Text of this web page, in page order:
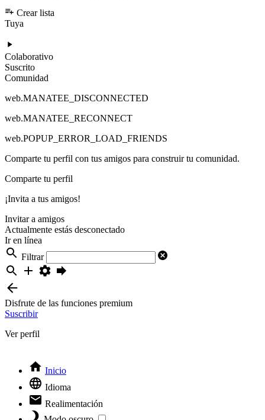
Crear lista
Tuya
Colaborativo
Suscrito
Comunidad
web.MANATEE_DISCONNECTED
web.MANATEE_RECONNECT
web.POPUP_ERROR_LOAD_FRIENDS
Comparte tu perfil con tus amigos para construir tu comunidad.
Comparte tu perfil
¡Invita a tus amigos!
Invitar a amigos
Actualmente estás desconectado
Ir en línea
Filtrar
Disfrute de las funciones premium
Suscribir
Ver perfil
Inicio
Idioma
Realimentación